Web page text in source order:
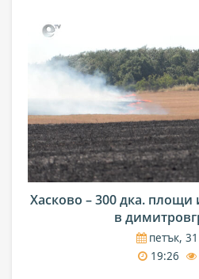
Хасково – 300 дка. площи
в
петък,
19:26